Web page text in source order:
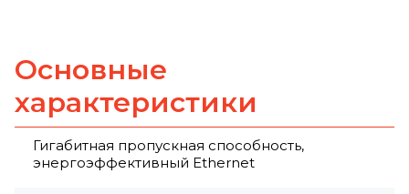
Основные
характеристики
Гигабитная пропускная способность,
энергоэффективный Ethernet